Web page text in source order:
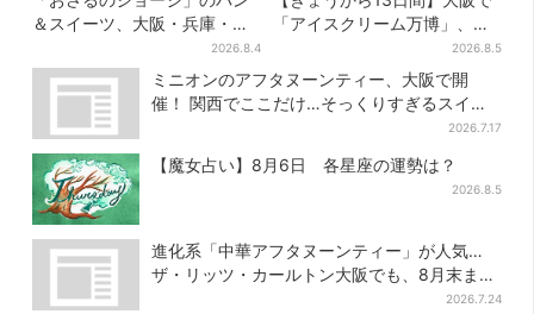
＆スイーツ、大阪・兵庫・京
都限定で【きょうから】発売
スタート
2026.8.4
「アイスクリーム万博」、全
国34ブランド・100種超…初
登場の「チョコソフト」に行
列
2026.8.5
ミニオンのアフタヌーンティー、大阪で開
催！ 関西でここだけ…そっくりすぎるスイー
2026.7.17
【魔女占い】8月6日 各星座の運勢は？
2026.8.5
進化系「中華アフタヌーンティー」が人気…
ザ・リッツ・カールトン大阪でも、8月末まで
2026.7.24